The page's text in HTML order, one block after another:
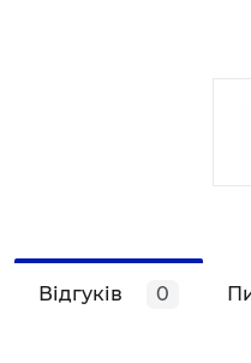
Відгуків 0